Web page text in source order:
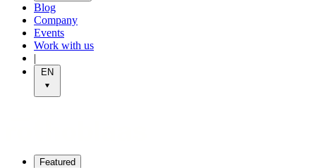
Blog
Company
Events
Work with us
|
EN
Featured